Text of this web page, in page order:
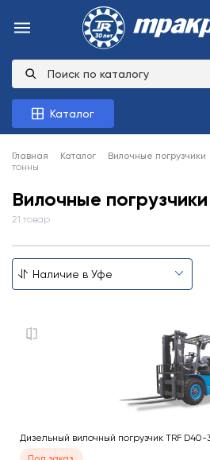
Каталог
Главная Каталог Вилочные погрузчики
тонны
Вилочные
21 товар
Дизельный вилочный погрузчик TRF D40-